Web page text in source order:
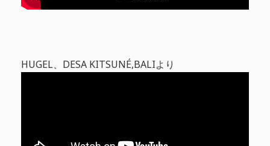
HUGEL、DESA KITSUNÉ,BALIより